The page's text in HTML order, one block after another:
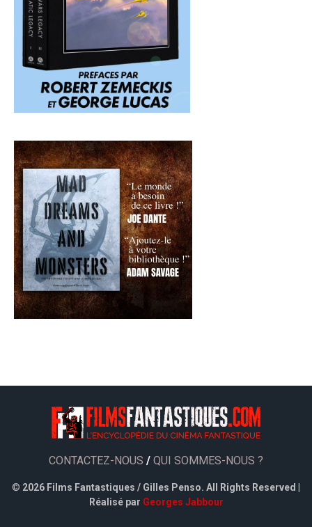
CONTACTEZ-NOUS / QUI SOMMES-NOUS ?
© 2026 Films Fantastiques / Gilles Penso. All Rights Reserved |
Réalisé par Georges Jabbour